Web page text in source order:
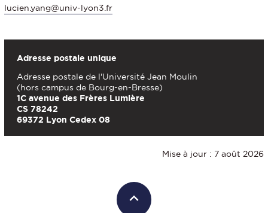
lucien.yang@univ-lyon3.fr
Adresse postale unique
Adresse postale de l'Université Jean Moulin
(hors campus de Bourg-en-Bresse)
1C avenue des Frères Lumière
CS 78242
69372 Lyon Cedex 08
Mise à jour : 7 août 2026